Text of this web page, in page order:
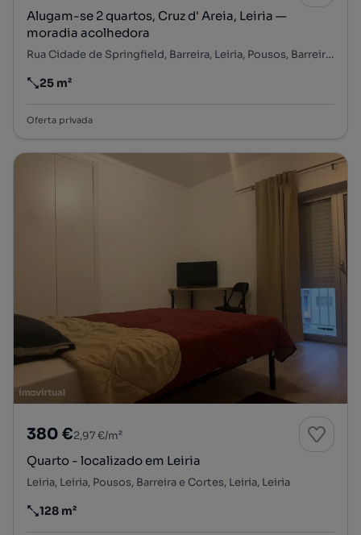
Alugam-se 2 quartos, Cruz d' Areia, Leiria —
moradia acolhedora
Rua Cidade de Springfield, Barreira, Leiria, Pousos, Barreira e Cortes, Leiria, Leiria
Preço por metro quadrado
25 m²
Oferta privada
380 €2,97 €/m²
Quarto - localizado em Leiria
Leiria, Leiria, Pousos, Barreira e Cortes, Leiria, Leiria
Preço por metro quadrado
128 m²